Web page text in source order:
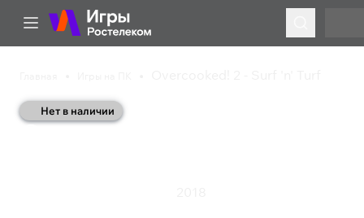
Нет в наличии
Overcooked! 2 - Surf 'n'